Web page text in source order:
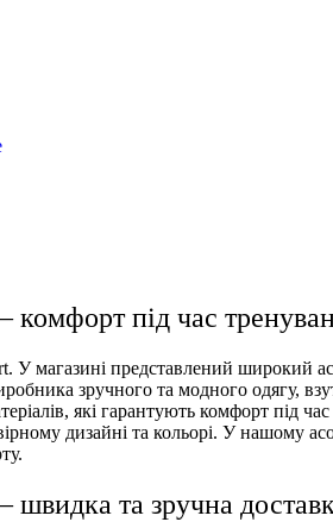
комфорт під час
У магазині представлений широкий
зручного та модного одягу,
які гарантують комфорт під
дизайні та кольорі. У нашому
швидка та зручна